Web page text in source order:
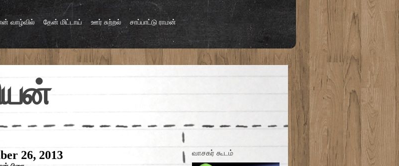
வாழ்வில் தேன் மிட்டாய் ஊர் சுற்றல் சாப்பாட்டு ராமன்
26, 2013 வாசகர் கூடம்